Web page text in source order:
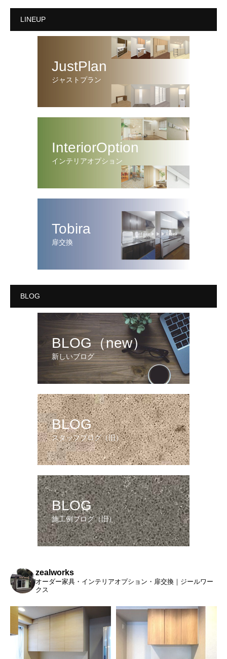
LINEUP
JustPlan
ジャストプラン
InteriorOption
インテリアオプション
Tobira
扉交換
BLOG
BLOG（new）
新しいブログ
BLOG
スタッフブログ（旧）
BLOG
施工例ブログ（旧）
zealworks
オーダー家具・インテリアオプション・扉交換｜ジールワー
クス